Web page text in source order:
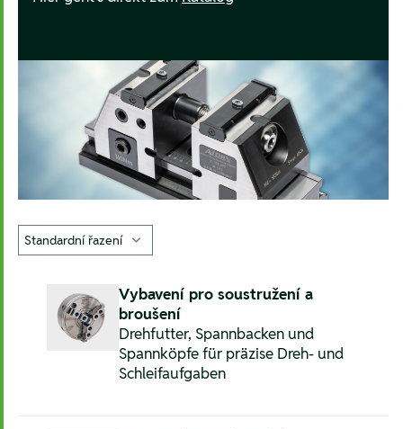
Vybavení pro soustružení a
broušení
Drehfutter, Spannbacken und
Spannköpfe für präzise Dreh- und
Schleifaufgaben